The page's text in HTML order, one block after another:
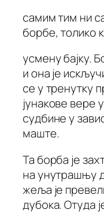
самим тим ни
борбе, толико
усмену бајку.
и она је
се у тренутку
јунакове вере
судбине у
маште.
Та борба је
на унутрашњу
жеља је
дубока. Отуда